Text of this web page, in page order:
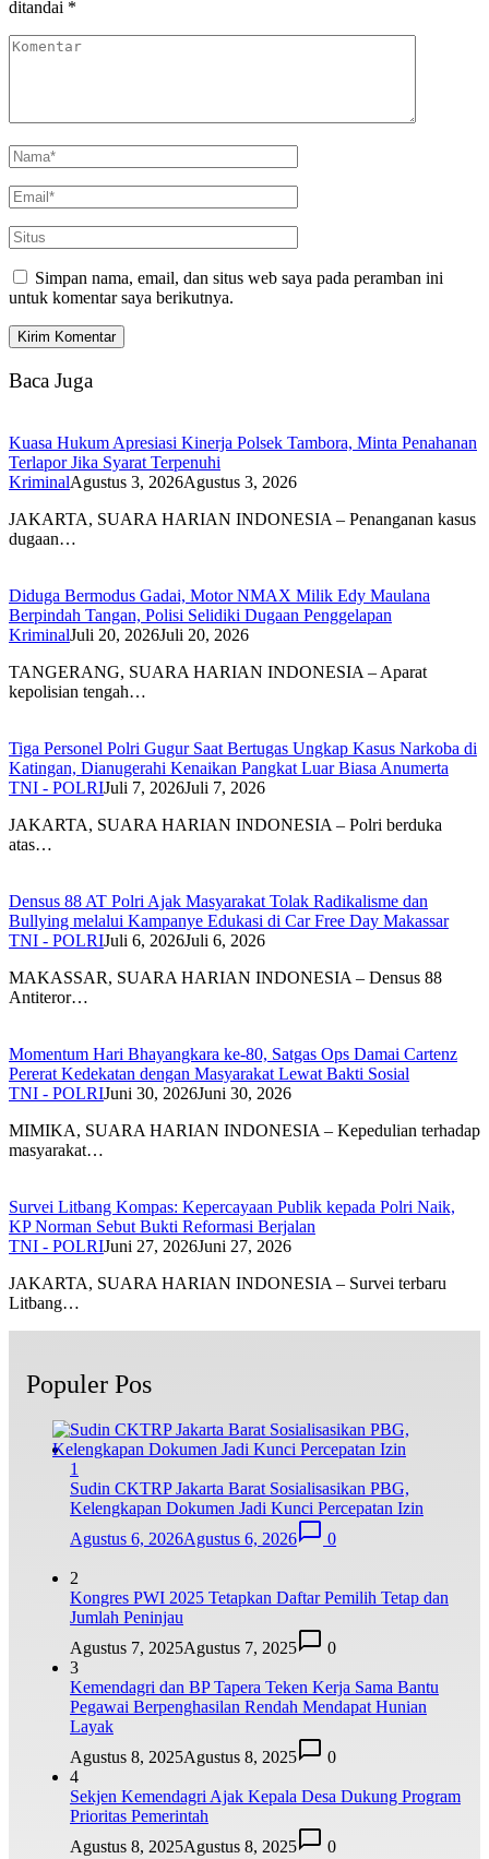
ditandai *
Simpan nama, email, dan situs web saya pada peramban ini
untuk komentar saya berikutnya.
Baca Juga
Kuasa Hukum Apresiasi Kinerja Polsek Tambora, Minta Penahanan
Terlapor Jika Syarat Terpenuhi
KriminalAgustus 3, 2026Agustus 3, 2026
JAKARTA, SUARA HARIAN INDONESIA – Penanganan kasus
dugaan…
Diduga Bermodus Gadai, Motor NMAX Milik Edy Maulana
Berpindah Tangan, Polisi Selidiki Dugaan Penggelapan
KriminalJuli 20, 2026Juli 20, 2026
TANGERANG, SUARA HARIAN INDONESIA – Aparat
kepolisian tengah…
Tiga Personel Polri Gugur Saat Bertugas Ungkap Kasus Narkoba di
Katingan, Dianugerahi Kenaikan Pangkat Luar Biasa Anumerta
TNI - POLRIJuli 7, 2026Juli 7, 2026
JAKARTA, SUARA HARIAN INDONESIA – Polri berduka
atas…
Densus 88 AT Polri Ajak Masyarakat Tolak Radikalisme dan
Bullying melalui Kampanye Edukasi di Car Free Day Makassar
TNI - POLRIJuli 6, 2026Juli 6, 2026
MAKASSAR, SUARA HARIAN INDONESIA – Densus 88
Antiteror…
Momentum Hari Bhayangkara ke-80, Satgas Ops Damai Cartenz
Pererat Kedekatan dengan Masyarakat Lewat Bakti Sosial
TNI - POLRIJuni 30, 2026Juni 30, 2026
MIMIKA, SUARA HARIAN INDONESIA – Kepedulian terhadap
masyarakat…
Survei Litbang Kompas: Kepercayaan Publik kepada Polri Naik,
KP Norman Sebut Bukti Reformasi Berjalan
TNI - POLRIJuni 27, 2026Juni 27, 2026
JAKARTA, SUARA HARIAN INDONESIA – Survei terbaru
Litbang…
Populer Pos
1
Sudin CKTRP Jakarta Barat Sosialisasikan PBG,
Kelengkapan Dokumen Jadi Kunci Percepatan Izin
Agustus 6, 2026Agustus 6, 2026 0
2
Kongres PWI 2025 Tetapkan Daftar Pemilih Tetap dan
Jumlah Peninjau
Agustus 7, 2025Agustus 7, 2025
0
3
Kemendagri dan BP Tapera Teken Kerja Sama Bantu
Pegawai Berpenghasilan Rendah Mendapat Hunian
Layak
Agustus 8, 2025Agustus 8, 2025
0
4
Sekjen Kemendagri Ajak Kepala Desa Dukung Program
Prioritas Pemerintah
Agustus 8, 2025Agustus 8, 2025
0